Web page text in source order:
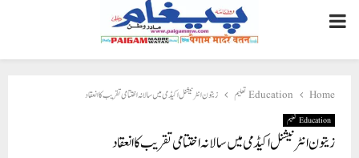
PRIMARY
MENU
Home Education تعلیم زیتون انٹرنیشنل اکیڈمی میں سالانہ اختتامی تقریب کا انعقاد
Education تعلیم
زیتون انٹرنیشنل اکیڈمی میں سالانہ اختتامی تقریب کا انعقاد